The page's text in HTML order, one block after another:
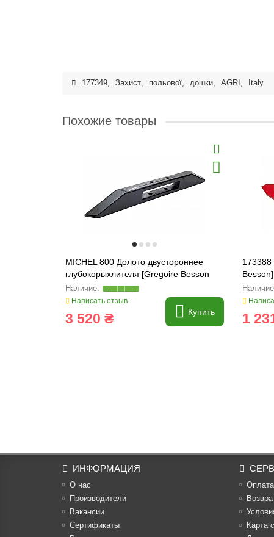
177349, Захист, польової, дошки, AGRI , Italy
Похожие товары
MICHEL 800 Долото двустороннее
глубокорыхлителя [Gregoire Besson
Helios] AGRI Italy, M320113
Написать отзыв
3 520 ₴ Купить
173388
Besson]
1
ИНФОРМАЦИЯ
О нас
Производители
Вакансии
Cертификаты
Оплата
Карта